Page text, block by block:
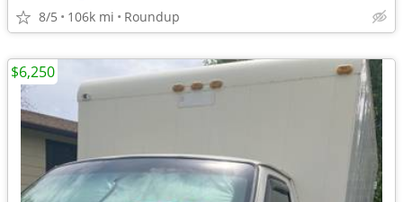
8/5 106k mi Roundup
$6,250